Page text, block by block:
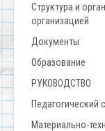
Структура и
организацией
Документы
Образование
РУКОВОДСТВО
Педагогический
Материально-